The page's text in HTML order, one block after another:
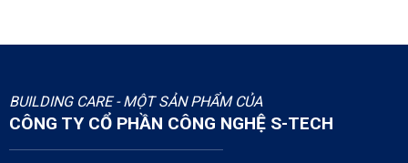
BUILDING CARE - MỘT SẢN PHẨM CỦA
CÔNG TY CỔ PHẦN CÔNG NGHỆ S-TECH